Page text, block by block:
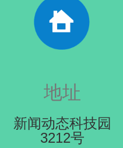
地址
新闻动态科技园
3212号